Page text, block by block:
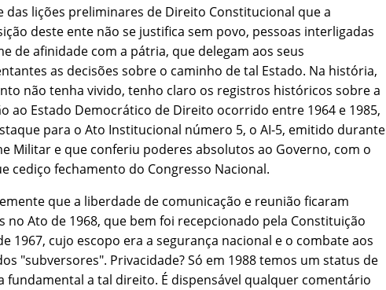
das lições preliminares de Direito Constitucional que a
deste ente não se justifica sem povo, pessoas interligadas
de afinidade com a pátria, que delegam aos seus
as decisões sobre o caminho de tal Estado. Na história,
não tenha vivido, tenho claro os registros históricos sobre a
ao Estado Democrático de Direito ocorrido entre 1964 e 1985,
para o Ato Institucional número 5, o AI-5, emitido durante
Militar e que conferiu poderes absolutos ao Governo, com o
cediço fechamento do Congresso Nacional.
que a liberdade de comunicação e reunião ficaram
no Ato de 1968, que bem foi recepcionado pela Constituição
1967, cujo escopo era a segurança nacional e o combate aos
"subversores". Privacidade? Só em 1988 temos um status de
fundamental a tal direito. É dispensável qualquer comentário